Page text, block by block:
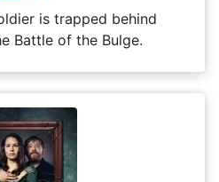
is trapped behind
Battle of the Bulge.